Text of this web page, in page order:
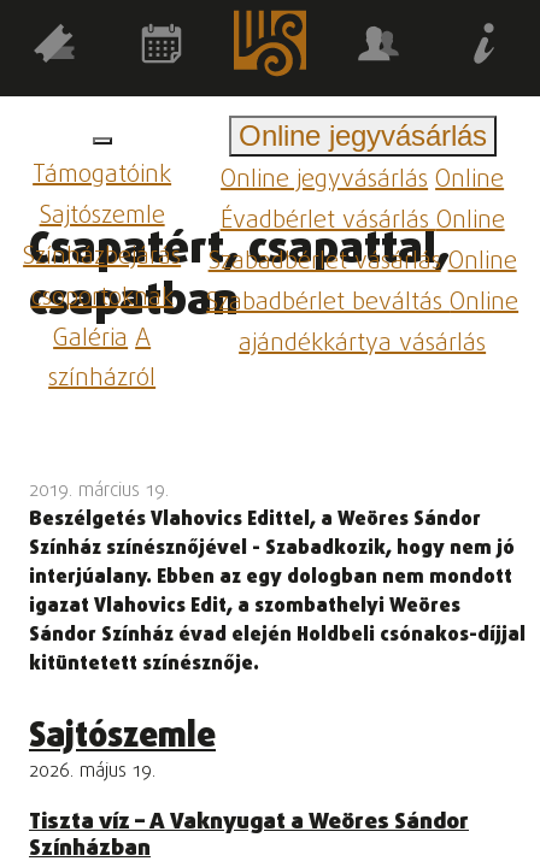
Támogatóink
Sajtószemle
Színházbejárás
csoportoknak
GalériaA
színházról
Online jegyvásárlás
Online jegyvásárlásOnline
Évadbérlet vásárlásOnline
Szabadbérlet vásárlásOnline
Szabadbérlet beváltásOnline
ajándékkártya vásárlás
Csapatért, csapattal,
csapatban
2019. március 19.
Beszélgetés Vlahovics Edittel, a Weöres Sándor
Színház színésznőjével - Szabadkozik, hogy nem jó
interjúalany. Ebben az egy dologban nem mondott
igazat Vlahovics Edit, a szombathelyi Weöres
Sándor Színház évad elején Holdbeli csónakos-díjjal
kitüntetett színésznője.
Sajtószemle
2026. május 19.
Tiszta víz – A Vaknyugat a Weöres Sándor
Színházban